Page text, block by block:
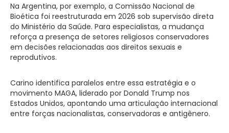
Na Argentina, por exemplo, a Comissão Nacional de
Bioética foi reestruturada em 2026 sob supervisão direta
do Ministério da Saúde. Para especialistas, a mudança
reforça a presença de setores religiosos conservadores
em decisões relacionadas aos direitos sexuais e
reprodutivos.
Carino identifica paralelos entre essa estratégia e o
movimento MAGA, liderado por Donald Trump nos
Estados Unidos, apontando uma articulação internacional
entre forças nacionalistas, conservadoras e antigênero.